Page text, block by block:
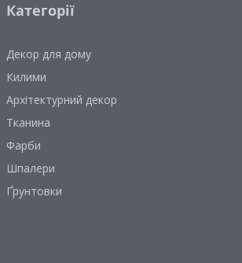
Категорії
Декор для дому
Килими
Архітектурний декор
Тканина
Фарби
Шпалери
Ґрунтовки